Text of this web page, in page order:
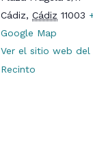
Cádiz, Cádiz 11003
Google Map
Ver el sitio web del
Recinto